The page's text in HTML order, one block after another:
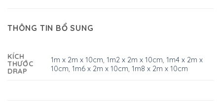
THÔNG TIN BỔ SUNG
KÍCH
THƯỚC
DRAP
1m x 2m x 10cm,1m2 x 2m x 10cm,1m4 x 2m x
10cm,1m6 x 2m x 10cm,1m8 x 2m x 10cm